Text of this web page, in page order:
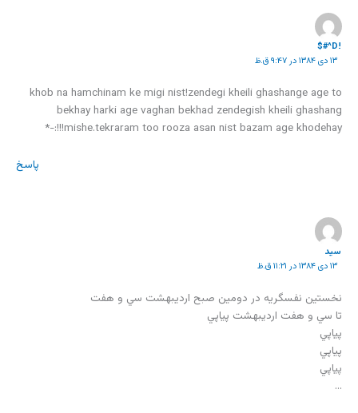
!D^#$
۱۳ دی ۱۳۸۴ در ۹:۴۷ ق.ظ
khob na hamchinam ke migi nist!zendegi kheili ghashange age to
bekhay harki age vaghan bekhad zendegish kheili ghashang
mishe.tekraram too rooza asan nist bazam age khodehay!!!:-*
پاسخ
سید
۱۳ دی ۱۳۸۴ در ۱۱:۲۱ ق.ظ
نخستين نفسگريه در دومين صبح ارديبهشت سي و هفت
تا سي و هفت ارديبهشت پياپي
پياپي
پياپي
پياپي
…